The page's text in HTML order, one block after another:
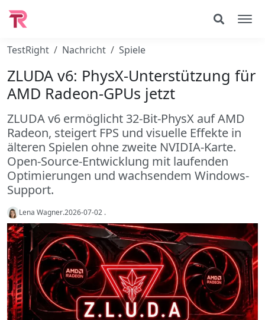
TestRight Nachricht Spiele
ZLUDA v6: PhysX-Unterstützung für
AMD Radeon-GPUs jetzt
ZLUDA v6 ermöglicht 32-Bit-PhysX auf AMD
Radeon, steigert FPS und visuelle Effekte in
älteren Spielen ohne zweite NVIDIA-Karte.
Open-Source-Entwicklung mit laufenden
Optimierungen und wachsendem Windows-
Support.
Lena Wagner.2026-07-02 .